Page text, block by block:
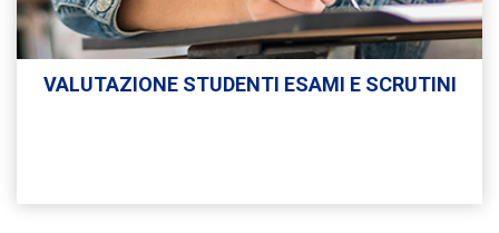
VALUTAZIONE STUDENTI ESAMI E SCRUTINI